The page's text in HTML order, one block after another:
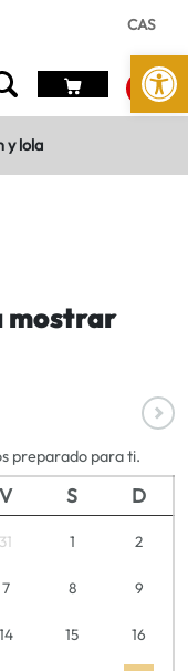
Abrir
CAS
y lola
mostrar
preparado para ti.
V S D
31 1 2
7 8 9
14 15 16